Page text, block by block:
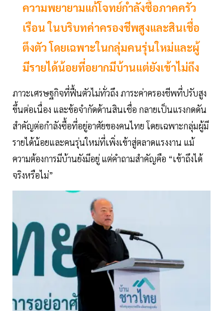
ความพยายามแก้โจทย์กำลังซื้อภาคครัว
เรือน ในบริบทค่าครองชีพสูงและสินเชื่อ
ตึงตัว โดยเฉพาะในกลุ่มคนรุ่นใหม่และผู้
มีรายได้น้อยที่อยากมีบ้านแต่ยังเข้าไม่ถึง
ภาวะเศรษฐกิจที่ฟื้นตัวไม่ทั่วถึง ภาระค่าครองชีพที่ปรับสูง
ขึ้นต่อเนื่อง และข้อจำกัดด้านสินเชื่อ กลายเป็นแรงกดดัน
สำคัญต่อกำลังซื้อที่อยู่อาศัยของคนไทย โดยเฉพาะกลุ่มผู้มี
รายได้น้อยและคนรุ่นใหม่ที่เพิ่งเข้าสู่ตลาดแรงงาน แม้
ความต้องการมีบ้านยังมีอยู่ แต่คำถามสำคัญคือ “เข้าถึงได้
จริงหรือไม่”